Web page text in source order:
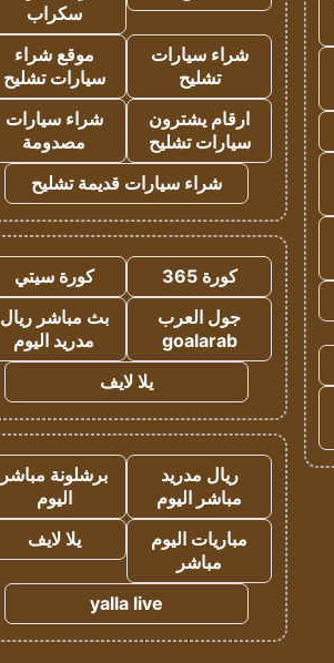
سكراب
شراء سيارات
تشليح
موقع شراء
سيارات تشليح
ارقام يشترون
سيارات تشليح
شراء سيارات
مصدومة
شراء سيارات قديمة تشليح
كورة 365
كورة سيتي
جول العرب
goalarab
بث مباشر ريال
مدريد اليوم
يلا لايف
ريال مدريد
مباشر اليوم
برشلونة مباشر
اليوم
مباريات اليوم
مباشر
يلا لايف
yalla live